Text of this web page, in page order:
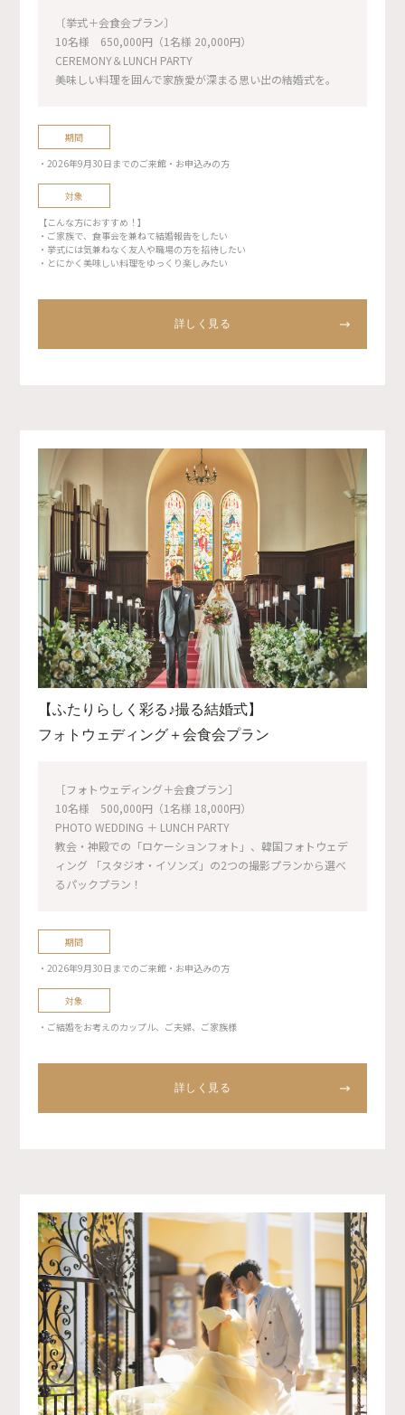
〔挙式＋会食会プラン〕
10名様 650,000円（1名様 20,000円）
CEREMONY＆LUNCH PARTY
美味しい料理を囲んで家族愛が深まる思い出の結婚式を。
期間
・2026年9月30日までのご来館・お申込みの方
対象
【こんな方におすすめ！】
・ご家族で、食事会を兼ねて結婚報告をしたい
・挙式には気兼ねなく友人や職場の方を招待したい
・とにかく美味しい料理をゆっくり楽しみたい
詳しく見る
【ふたりらしく彩る♪撮る結婚式】
フォトウェディング＋会食会プラン
［フォトウェディング＋会食プラン］
10名様 500,000円（1名様 18,000円）
PHOTO WEDDING ＋ LUNCH PARTY
教会・神殿での「ロケーションフォト」、韓国フォトウェデ
ィング 「スタジオ・イソンズ」の2つの撮影プランから選べ
るパックプラン！
期間
・2026年9月30日までのご来館・お申込みの方
対象
・ご結婚をお考えのカップル、ご夫婦、ご家族様
詳しく見る